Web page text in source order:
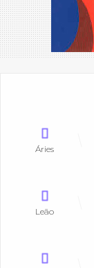
Áries
Leão